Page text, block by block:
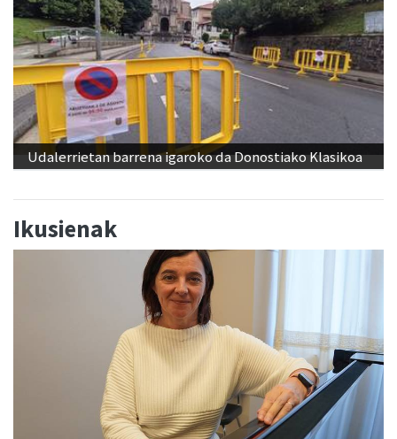
Udalerrietan barrena igaroko da Donostiako Klasikoa
Ikusienak